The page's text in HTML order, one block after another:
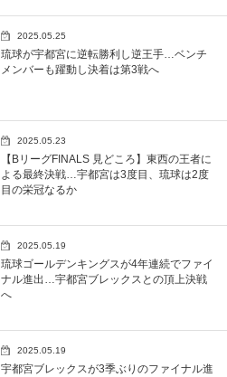
2025.05.25
琉球が宇都宮に逆転勝利し逆王手…ベンチ
メンバーも躍動し決着は第3戦へ
2025.05.23
【BリーグFINALS 見どころ】東西の王者に
よる最終決戦…宇都宮は3度目、琉球は2度
目の栄冠なるか
2025.05.19
琉球ゴールデンキングスが4年連続でファイ
ナル進出…宇都宮ブレックスとの頂上決戦
へ
2025.05.19
宇都宮ブレックスが3季ぶりのファイナル進